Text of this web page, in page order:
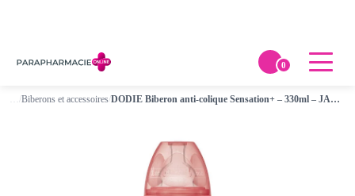
0
…/Biberons et accessoires/ DODIE Biberon anti-colique Sensation+ – 330ml – JARDIN – +6 mois – tétine plate débit 3